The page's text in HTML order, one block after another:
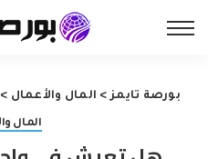
بورصة تايمز> المال والأعمال >
المال